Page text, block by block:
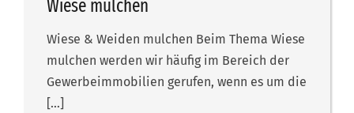
Wiese mulchen
Wiese & Weiden mulchen Beim Thema Wiese
mulchen werden wir häufig im Bereich der
Gewerbeimmobilien gerufen, wenn es um die
[…]